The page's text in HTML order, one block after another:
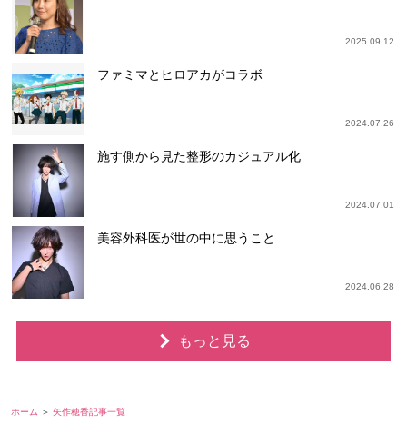
2025.09.12
ファミマとヒロアカがコラボ
2024.07.26
施す側から見た整形のカジュアル化
2024.07.01
美容外科医が世の中に思うこと
2024.06.28
もっと見る
ホーム 矢作穂香記事一覧